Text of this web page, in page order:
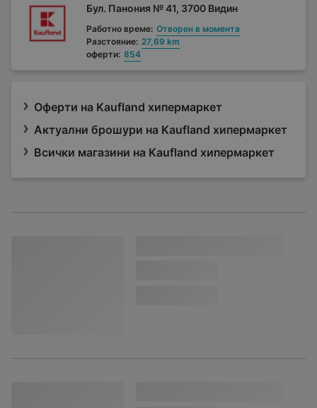
Бул. Панония № 41, 3700 Видин
Работно време: Отворен в момента
Разстояние: 27,69 km
оферти: 854
Оферти на Kaufland хипермаркет
Актуални брошури на Kaufland хипермаркет
Всички магазини на Kaufland хипермаркет